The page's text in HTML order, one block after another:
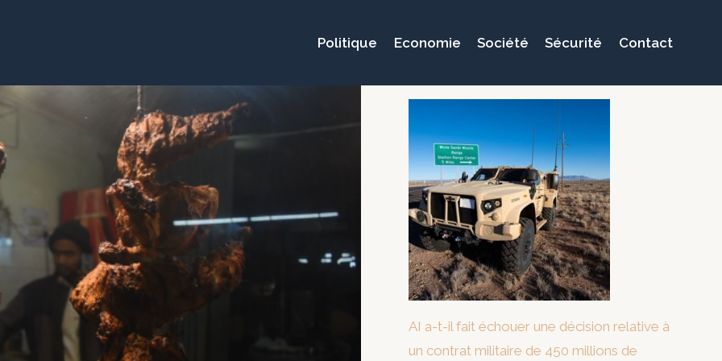
Politique Economie Société Sécurité Contact
AI a-t-il fait échouer une décision relative à
un contrat militaire de 450 millions de